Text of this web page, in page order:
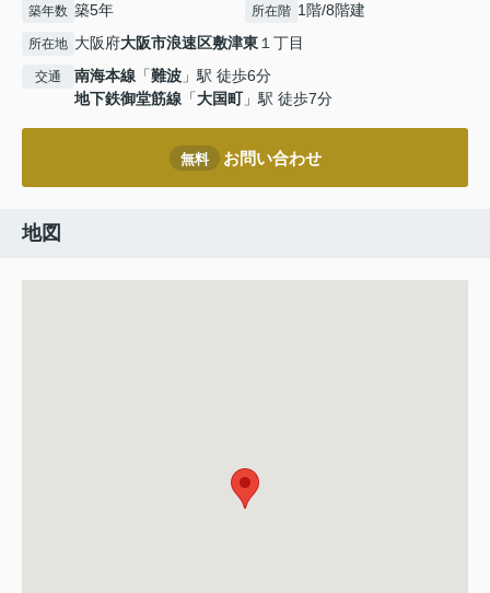
築年数 築5年 所在階 1階/8階建
所在地 大阪府大阪市浪速区敷津東１丁目
交通 南海本線 「難波 」駅 徒歩6分
地下鉄御堂筋線 「大国町」駅 徒歩7分
無料 お問い合わせ
地図